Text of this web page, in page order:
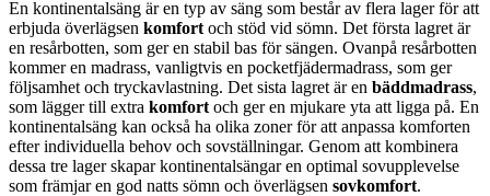
En kontinentalsäng är en typ av säng som består av flera lager för att
erbjuda överlägsen komfort och stöd vid sömn. Det första lagret är
en resårbotten, som ger en stabil bas för sängen. Ovanpå resårbotten
kommer en madrass, vanligtvis en pocketfjädermadrass, som ger
följsamhet och tryckavlastning. Det sista lagret är en bäddmadrass,
som lägger till extra komfort och ger en mjukare yta att ligga på. En
kontinentalsäng kan också ha olika zoner för att anpassa komforten
efter individuella behov och sovställningar. Genom att kombinera
dessa tre lager skapar kontinentalsängar en optimal sovupplevelse
som främjar en god natts sömn och överlägsen sovkomfort.